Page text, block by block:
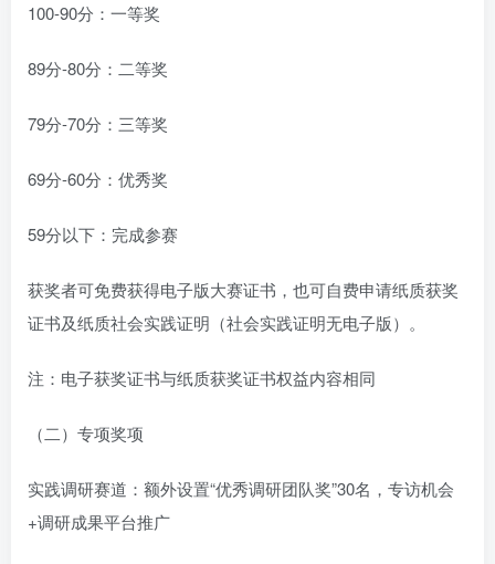
100-90分：一等奖
89分-80分：二等奖
79分-70分：三等奖
69分-60分：优秀奖
59分以下：完成参赛
获奖者可免费获得电子版大赛证书，也可自费申请纸质获奖
证书及纸质社会实践证明（社会实践证明无电子版）。
注：电子获奖证书与纸质获奖证书权益内容相同
（二）专项奖项
实践调研赛道：额外设置“优秀调研团队奖”30名，专访机会
+调研成果平台推广